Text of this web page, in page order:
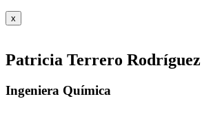
x
Patricia Terrero Rodríguez
Ingeniera Química